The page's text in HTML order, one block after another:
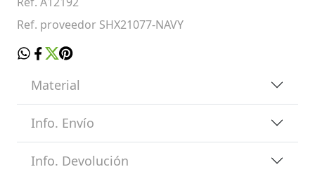
Ref. proveedor SHX21077-NAVY
Material
Info. Envío
Info. Devolución